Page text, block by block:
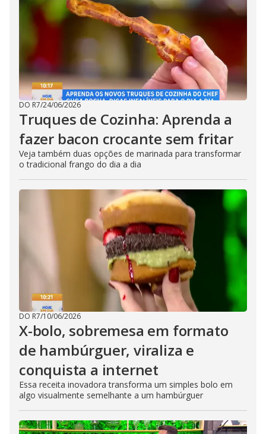
DO R7/24/06/2026
Truques de Cozinha: Aprenda a
fazer bacon crocante sem fritar
Veja também duas opções de marinada para transformar
o tradicional frango do dia a dia
DO R7/10/06/2026
X-bolo, sobremesa em formato
de hambúrguer, viraliza e
conquista a internet
Essa receita inovadora transforma um simples bolo em
algo visualmente semelhante a um hambúrguer